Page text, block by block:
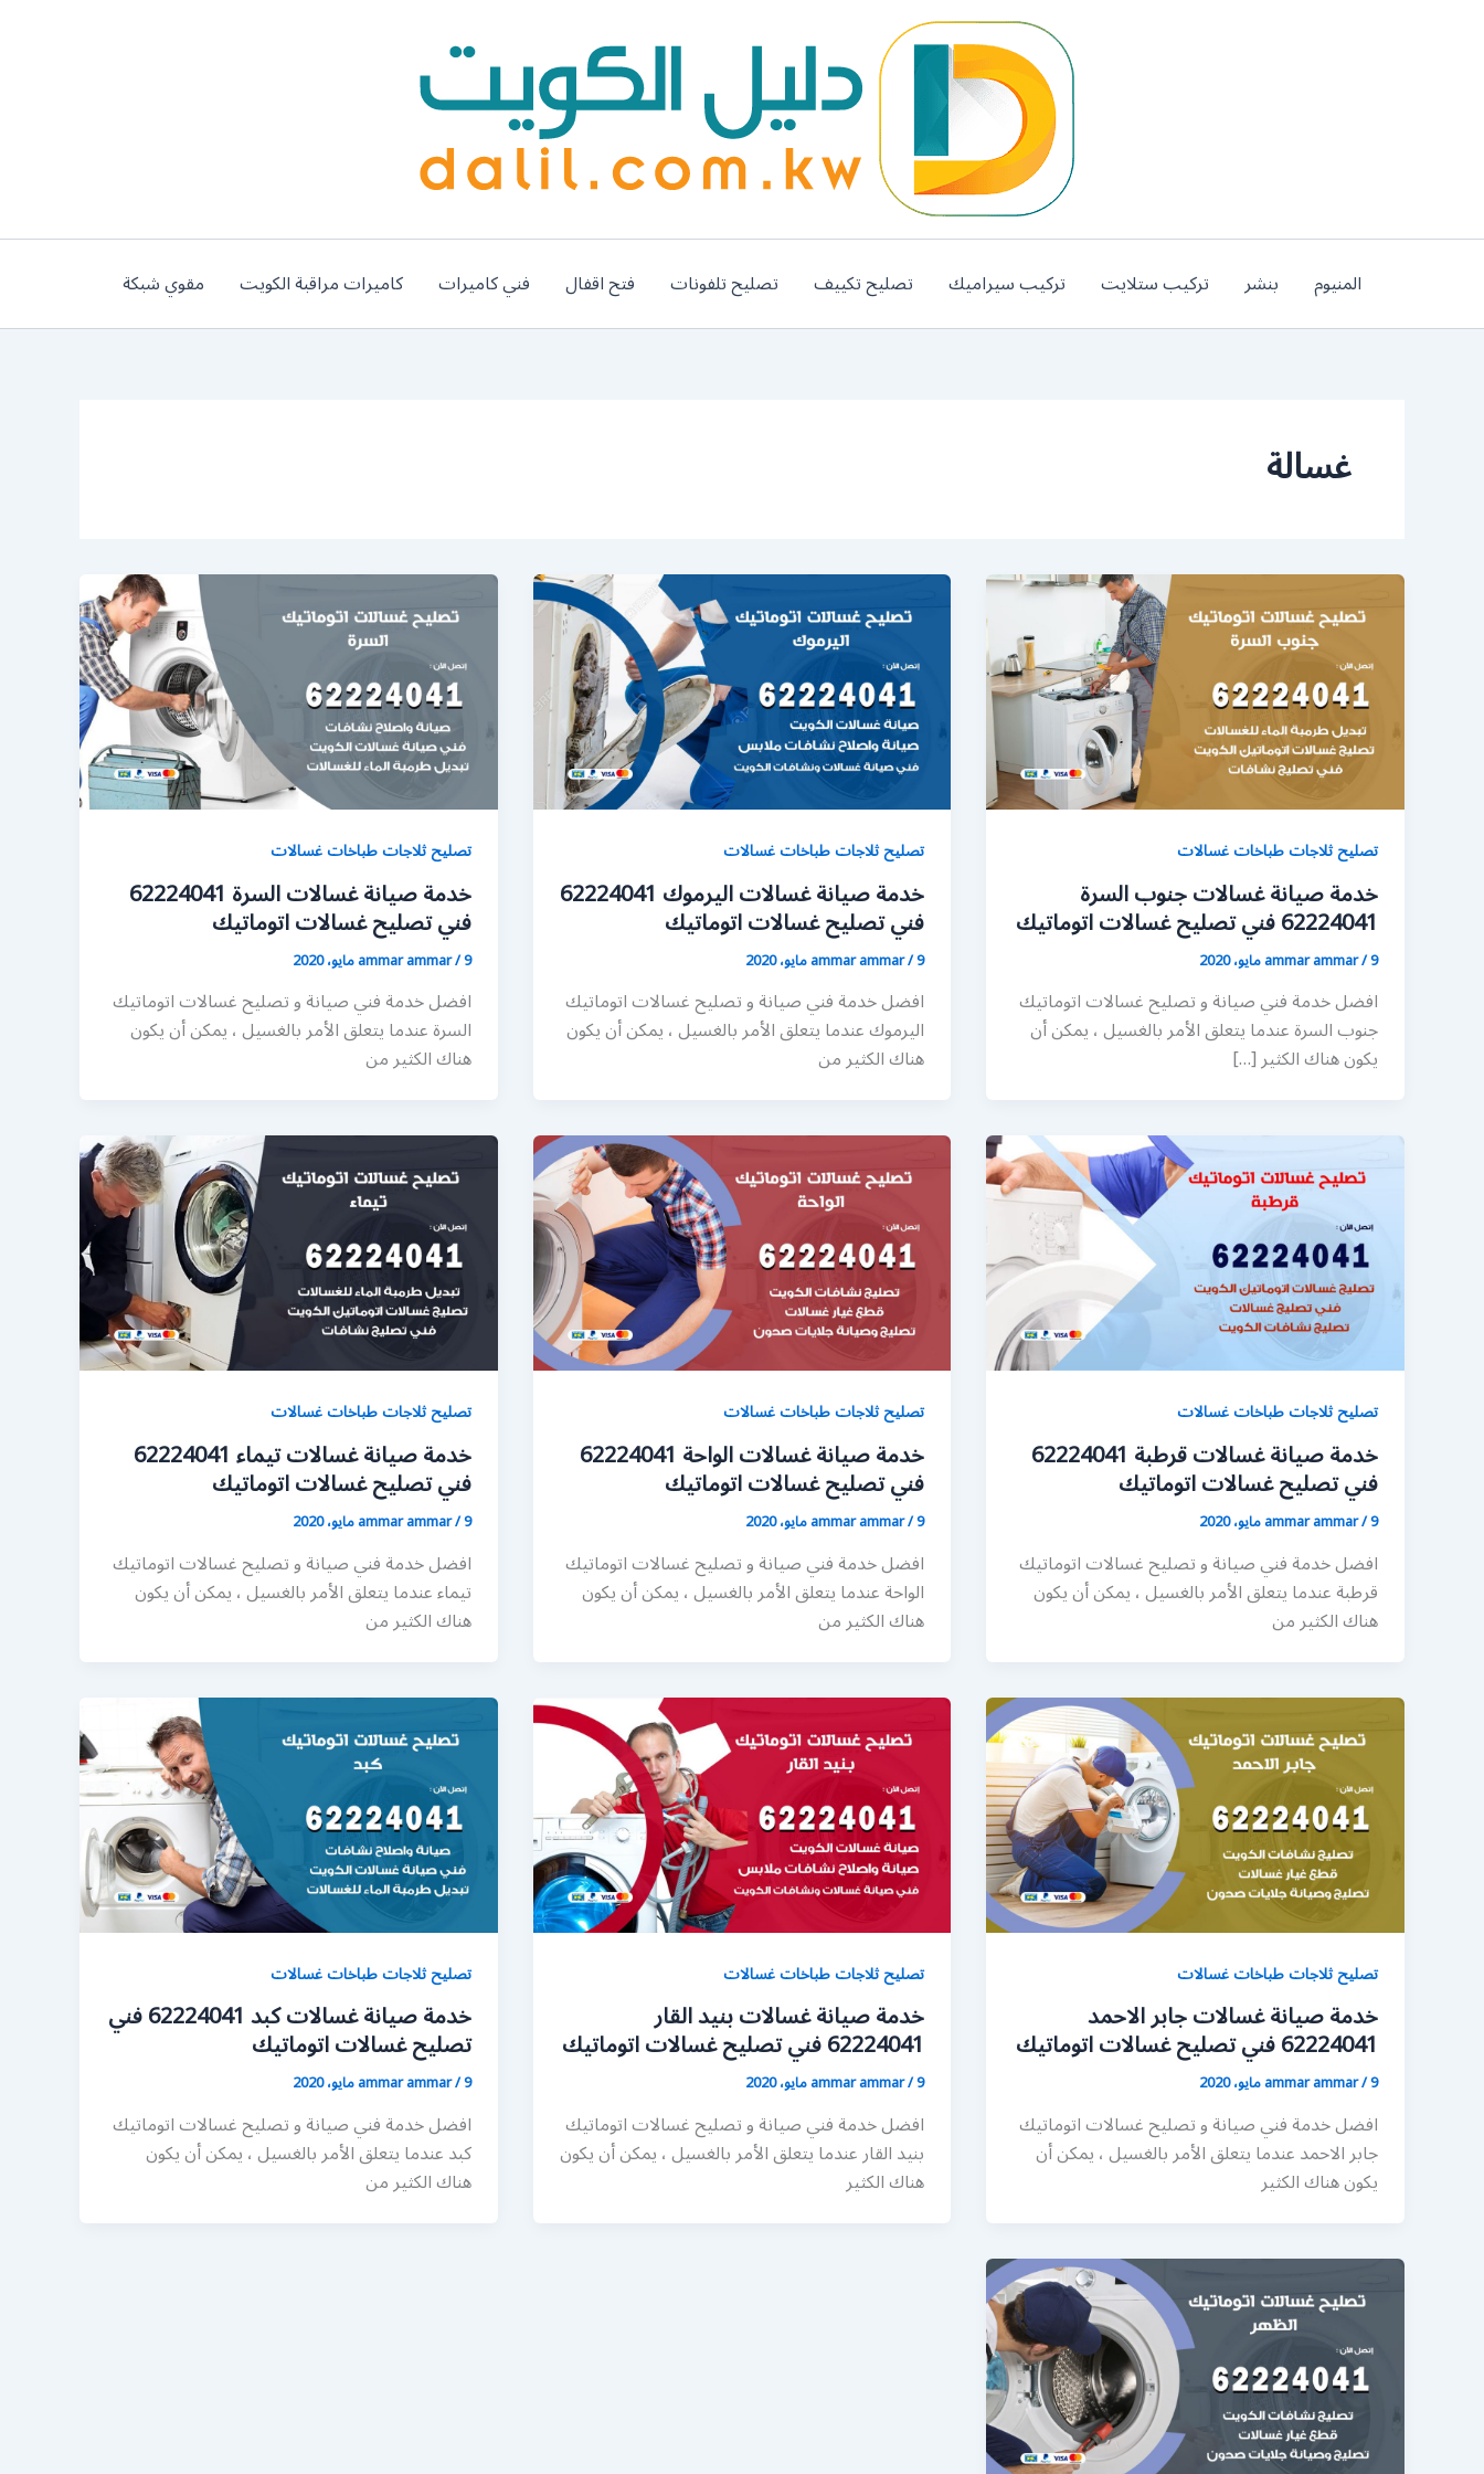
المنيوم بنشر تركيب ستلايت تركيب سيراميك تصليح تكييف تصليح تلفونات فتح اقفال فني كاميرات كاميرات مراقبة الكويت مقوي شبكة
غسالة
تصليح ثلاجات طباخات غسالات
خدمة صيانة غسالات جنوب السرة
62224041 فني تصليح غسالات اتوماتيك
ammar ammar/9 مايو، 2020
افضل خدمة فني صيانة و تصليح غسالات اتوماتيك
جنوب السرة عندما يتعلق الأمر بالغسيل ، يمكن أن
يكون هناك الكثير […]
تصليح ثلاجات طباخات غسالات
خدمة صيانة غسالات اليرموك 62224041
فني تصليح غسالات اتوماتيك
ammar ammar/9 مايو، 2020
افضل خدمة فني صيانة و تصليح غسالات اتوماتيك
اليرموك عندما يتعلق الأمر بالغسيل ، يمكن أن يكون
هناك الكثير من
تصليح ثلاجات طباخات غسالات
خدمة صيانة غسالات السرة 62224041
فني تصليح غسالات اتوماتيك
ammar ammar/9 مايو، 2020
افضل خدمة فني صيانة و تصليح غسالات اتوماتيك
السرة عندما يتعلق الأمر بالغسيل ، يمكن أن يكون
هناك الكثير من
تصليح ثلاجات طباخات غسالات
خدمة صيانة غسالات قرطبة 62224041
فني تصليح غسالات اتوماتيك
ammar ammar/9 مايو، 2020
افضل خدمة فني صيانة و تصليح غسالات اتوماتيك
قرطبة عندما يتعلق الأمر بالغسيل ، يمكن أن يكون
هناك الكثير من
تصليح ثلاجات طباخات غسالات
خدمة صيانة غسالات الواحة 62224041
فني تصليح غسالات اتوماتيك
ammar ammar/9 مايو، 2020
افضل خدمة فني صيانة و تصليح غسالات اتوماتيك
الواحة عندما يتعلق الأمر بالغسيل ، يمكن أن يكون
هناك الكثير من
تصليح ثلاجات طباخات غسالات
خدمة صيانة غسالات تيماء 62224041
فني تصليح غسالات اتوماتيك
ammar ammar/9 مايو، 2020
افضل خدمة فني صيانة و تصليح غسالات اتوماتيك
تيماء عندما يتعلق الأمر بالغسيل ، يمكن أن يكون
هناك الكثير من
تصليح ثلاجات طباخات غسالات
خدمة صيانة غسالات جابر الاحمد
62224041 فني تصليح غسالات اتوماتيك
ammar ammar/9 مايو، 2020
افضل خدمة فني صيانة و تصليح غسالات اتوماتيك
جابر الاحمد عندما يتعلق الأمر بالغسيل ، يمكن أن
يكون هناك الكثير
تصليح ثلاجات طباخات غسالات
خدمة صيانة غسالات بنيد القار
62224041 فني تصليح غسالات اتوماتيك
ammar ammar/9 مايو، 2020
افضل خدمة فني صيانة و تصليح غسالات اتوماتيك
بنيد القار عندما يتعلق الأمر بالغسيل ، يمكن أن يكون
هناك الكثير
تصليح ثلاجات طباخات غسالات
خدمة صيانة غسالات كبد 62224041 فني
تصليح غسالات اتوماتيك
ammar ammar/9 مايو، 2020
افضل خدمة فني صيانة و تصليح غسالات اتوماتيك
كبد عندما يتعلق الأمر بالغسيل ، يمكن أن يكون
هناك الكثير من